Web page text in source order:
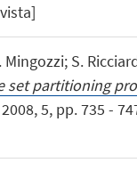
Mingozzi; S.
set partitioning
5, pp. 735 -